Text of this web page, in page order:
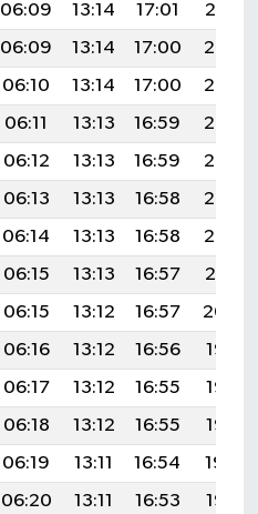
06:09 13:14 17:01
20:10
06:09 13:14 17:00
20:08
06:10 13:14 17:00
20:07
06:11 13:13 16:59
20:06
06:12 13:13 16:59
20:05
06:13 13:13 16:58
20:03
06:14 13:13 16:58
20:02
06:15 13:13 16:57
20:01
06:15 13:12 16:57
20:00
06:16 13:12 16:56
19:58
06:17 13:12 16:55
19:57
06:18 13:12 16:55
19:56
06:19 13:11 16:54
19:54
06:20 13:11 16:53
19:53